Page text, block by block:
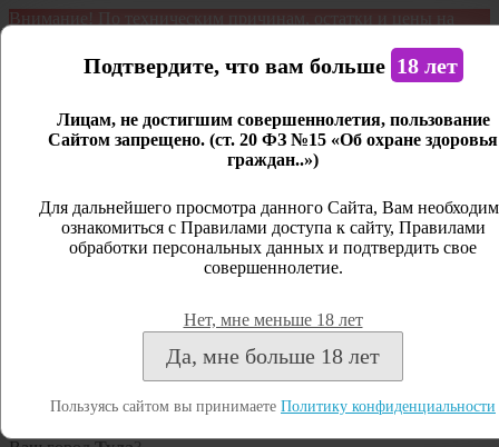
Внимание! По техническим причинам, остатки и цены на
является демонстрационным. Дистанционная продажа не
Открыть сайдбар
Личный кабинет
Закрыть
Посмотреть все результаты
Подтвердите, что вам больше 18 лет
Лицам, не достигшим совершеннолетия, пользование
Сайтом запрещено. (ст. 20 ФЗ №15 «Об охране здоровья
граждан..»)
Для дальнейшего просмотра данного Сайта, Вам
ознакомиться с Правилами доступа к сайту, Правилами
обработки персональных данных и подтвердить свое
совершеннолетие.
Нет, мне меньше 18 лет
Да, мне больше 18 лет
Пользуясь сайтом вы принимаете Политику конфиденциальности